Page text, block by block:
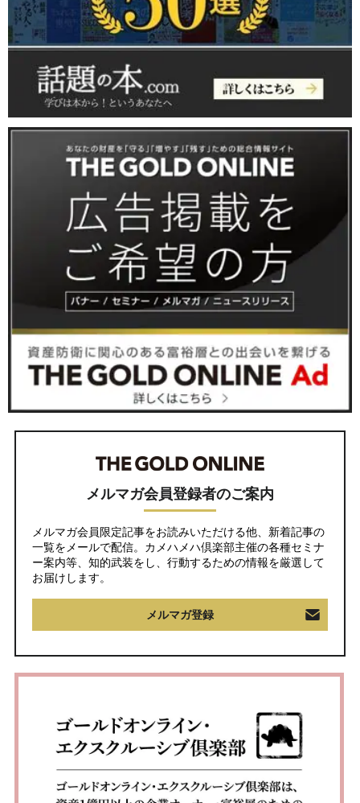
メルマガ会員登録者のご案内
メルマガ会員限定記事をお読みいただける他、新着記事の
一覧をメールで配信。カメハメハ倶楽部主催の各種セミナ
ー案内等、知的武装をし、行動するための情報を厳選して
お届けします。
メルマガ登録